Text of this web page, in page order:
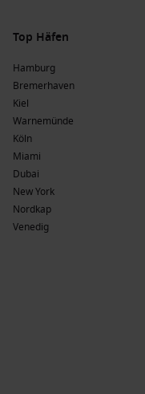
Top Häfen
Hamburg
Bremerhaven
Kiel
Warnemünde
Köln
Miami
Dubai
New York
Nordkap
Venedig